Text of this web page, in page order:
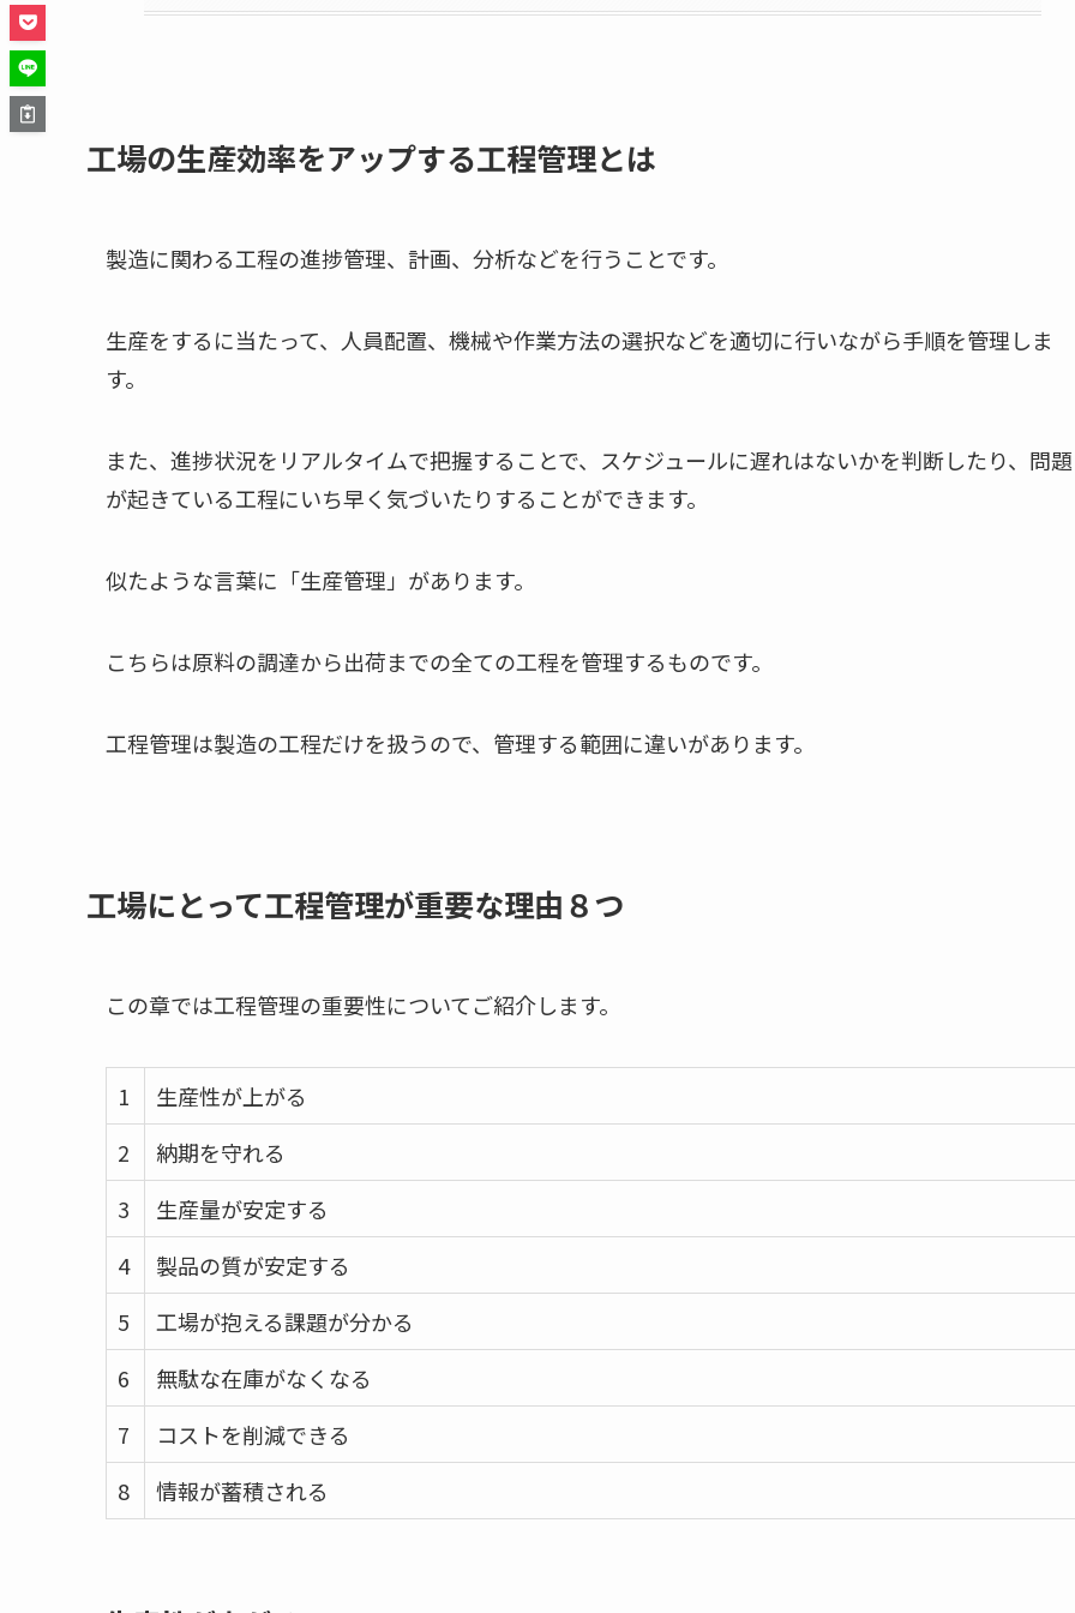
工場の生産効率をアップする工程管理とは
製造に関わる工程の進捗管理、計画、分析などを行うことです。
生産をするに当たって、人員配置、機械や作業方法の選択などを適切に行いながら手順を管理しま
す。
また、進捗状況をリアルタイムで把握することで、スケジュールに遅れはないかを判断したり、問題
が起きている工程にいち早く気づいたりすることができます。
似たような言葉に「生産管理」があります。
こちらは原料の調達から出荷までの全ての工程を管理するものです。
工程管理は製造の工程だけを扱うので、管理する範囲に違いがあります。
工場にとって工程管理が重要な理由８つ
この章では工程管理の重要性についてご紹介します。
1
生産性が上がる
2
納期を守れる
3
生産量が安定する
4
製品の質が安定する
5
工場が抱える課題が分かる
6
無駄な在庫がなくなる
7
コストを削減できる
8
情報が蓄積される